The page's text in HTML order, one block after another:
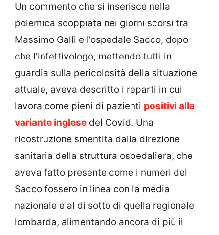
Un commento che si inserisce nella
polemica scoppiata nei giorni scorsi tra
Massimo Galli e l’ospedale Sacco, dopo
che l’infettivologo, mettendo tutti in
guardia sulla pericolosità della situazione
attuale, aveva descritto i reparti in cui
lavora come pieni di pazienti positivi alla
variante inglese del Covid. Una
ricostruzione smentita dalla direzione
sanitaria della struttura ospedaliera, che
aveva fatto presente come i numeri del
Sacco fossero in linea con la media
nazionale e al di sotto di quella regionale
lombarda, alimentando ancora di più il